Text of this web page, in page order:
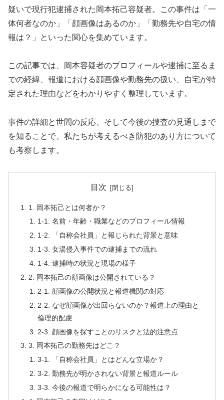
疑いで現行犯逮捕された岡本拓己容疑者。この事件は「一
体何者なのか」「顔画像はあるのか」「勤務先や自宅の情
報は？」といった関心を集めています。
この記事では、岡本容疑者のプロフィールや逮捕に至るま
での経緯、報道における顔画像や勤務先の扱い、自宅が特
定された理由などをわかりやすく整理しています。
事件の詳細と世間の反応、そして今後の捜査の見通しまで
を知ることで、私たちが考えるべき防犯のあり方について
も考察します。
目次
1. 岡本拓己とは何者か？
1-1. 名前・年齢・職業などのプロフィール情報
1-2. 「自称会社員」と報じられた背景と意味
1-3. 女湯侵入事件での逮捕までの流れ
1-4. 逮捕時の状況と現場の様子
2. 岡本拓己の顔画像は公開されている？
2-1. 顔画像の公開状況と報道機関の対応
2-2. なぜ顔画像が出回らないのか？報道上の理由と
倫理的配慮
2-3. 顔画像を探すことのリスクと法的注意点
3. 岡本拓己の勤務先はどこ？
3-1. 「自称会社員」とはどんな立場か？
3-2. 勤務先が明かされない背景と報道ルール
3-3. 今後の報道で明らかになる可能性は？